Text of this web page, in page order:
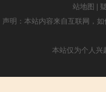
站地图 |
声明：本站内容来自互联网，
本站仅为个人兴